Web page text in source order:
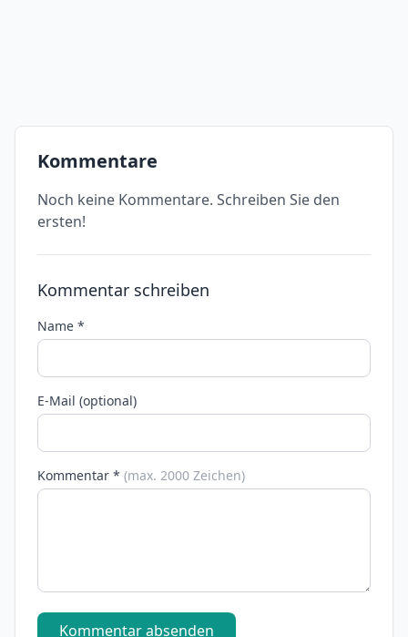
Kommentare
Noch keine Kommentare. Schreiben Sie den
ersten!
Kommentar schreiben
Name *
E-Mail (optional)
Kommentar * (max. 2000 Zeichen)
Kommentar absenden